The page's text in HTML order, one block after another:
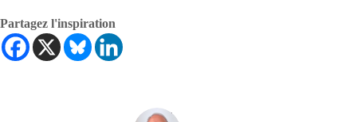
Partagez l'inspiration